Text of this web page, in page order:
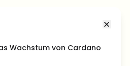
Wachstum von Cardano